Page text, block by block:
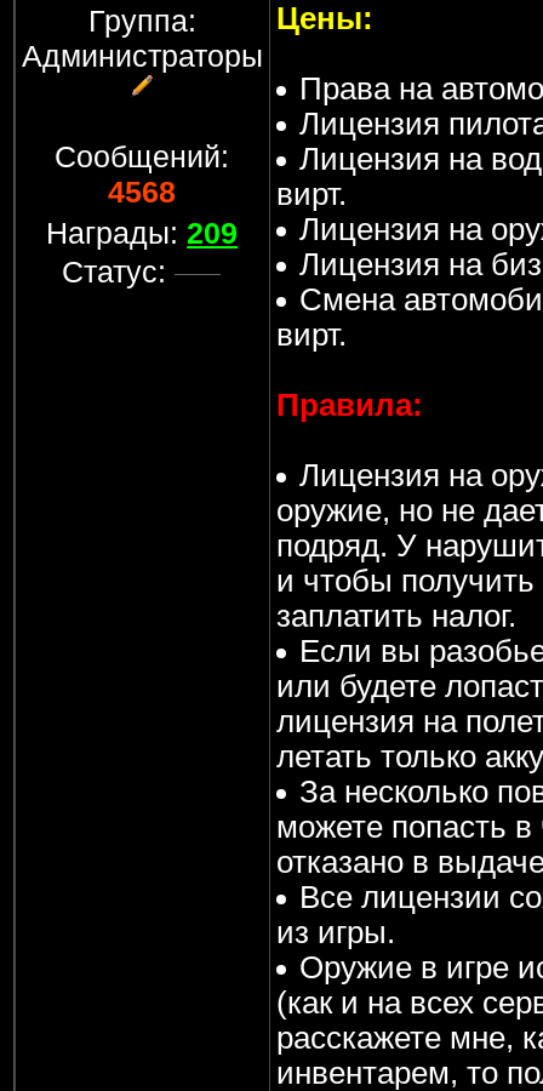
Группа:
Администраторы
Сообщений:
4568
Награды:209
Статус:
Цены:
Права на
Лицензия
Лицензия на
вирт.
Лицензия на
Лицензия на
Смена
вирт.
Правила:
Лицензия на
оружие, но не
подряд. У
и чтобы
заплатить налог.
Если вы
или будете
лицензия на
летать только
За несколько
можете попасть
отказано в
Все лицензии
из игры.
Оружие в игре
(как и на всех
расскажете мне,
инвентарем, то